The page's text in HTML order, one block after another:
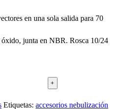
en una sola salida para 70
junta en NBR. Rosca 10/24
﹢
Etiquetas: accesorios nebulización